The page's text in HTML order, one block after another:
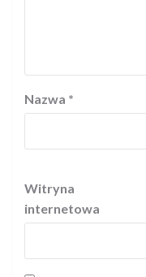
Nazwa *
Witryna
internetowa